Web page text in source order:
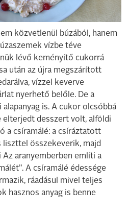
közvetlenül búzából, hanem
vízbe téve
lévő keményítő cukorrá
után az újra megszárított
vízzel keverve
nyerhető belőle. De a
is. A cukor olcsóbbá
elterjedt desszert volt, alföldi
a csíramálé: a csíráztatott
liszttel összekeverik, majd
aranyemberben említi a
A csíramálé édessége
ráadásul mivel teljes
hasznos anyag is benne